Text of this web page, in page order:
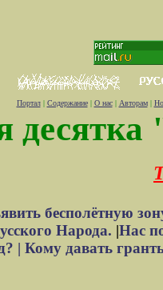
Портал| Содержание| О нас| Авторам|
десятка
бесполётную
Народа. |Нас
| Кому давать